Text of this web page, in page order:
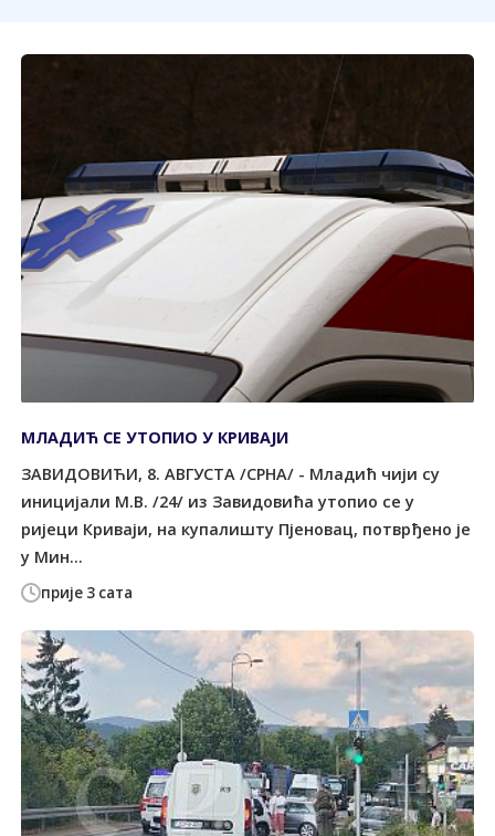
прије 3 сата
МЛАДИЋ СЕ УТОПИО У КРИВАЈИ
ЗАВИДОВИЋИ, 8. АВГУСТА /СРНА/ - Младић чији су
иницијали М.В. /24/ из Завидовића утопио се у
ријеци Криваји, на купалишту Пјеновац, потврђено је
у Мин...